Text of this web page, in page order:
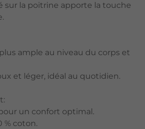
sur la poitrine apporte la touche
ample au niveau du corps et
et léger, idéal au quotidien.
un confort optimal.
% coton.